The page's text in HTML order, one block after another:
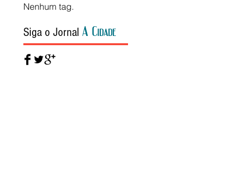
Nenhum tag.
Siga o Jornal A Cidade